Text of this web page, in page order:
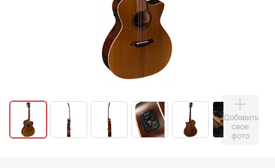
Добавить
свое
фото